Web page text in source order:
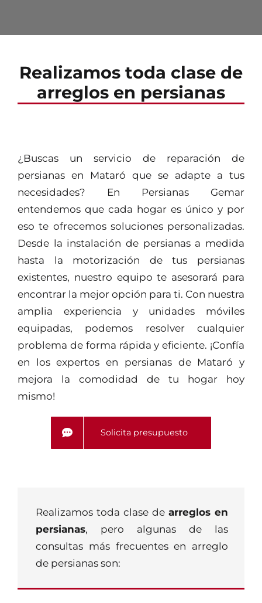
Realizamos toda clase de
arreglos en persianas
¿Buscas un servicio de reparación de
persianas en Mataró que se adapte a tus
necesidades? En Persianas Gemar
entendemos que cada hogar es único y por
eso te ofrecemos soluciones personalizadas.
Desde la instalación de persianas a medida
hasta la motorización de tus persianas
existentes, nuestro equipo te asesorará para
encontrar la mejor opción para ti. Con nuestra
amplia experiencia y unidades móviles
equipadas, podemos resolver cualquier
problema de forma rápida y eficiente. ¡Confía
en los expertos en persianas de Mataró y
mejora la comodidad de tu hogar hoy
mismo!
Solicita presupuesto
Realizamos toda clase dearreglos en
persianas, pero algunas de las
consultas más frecuentes en arreglo
de persianas son: